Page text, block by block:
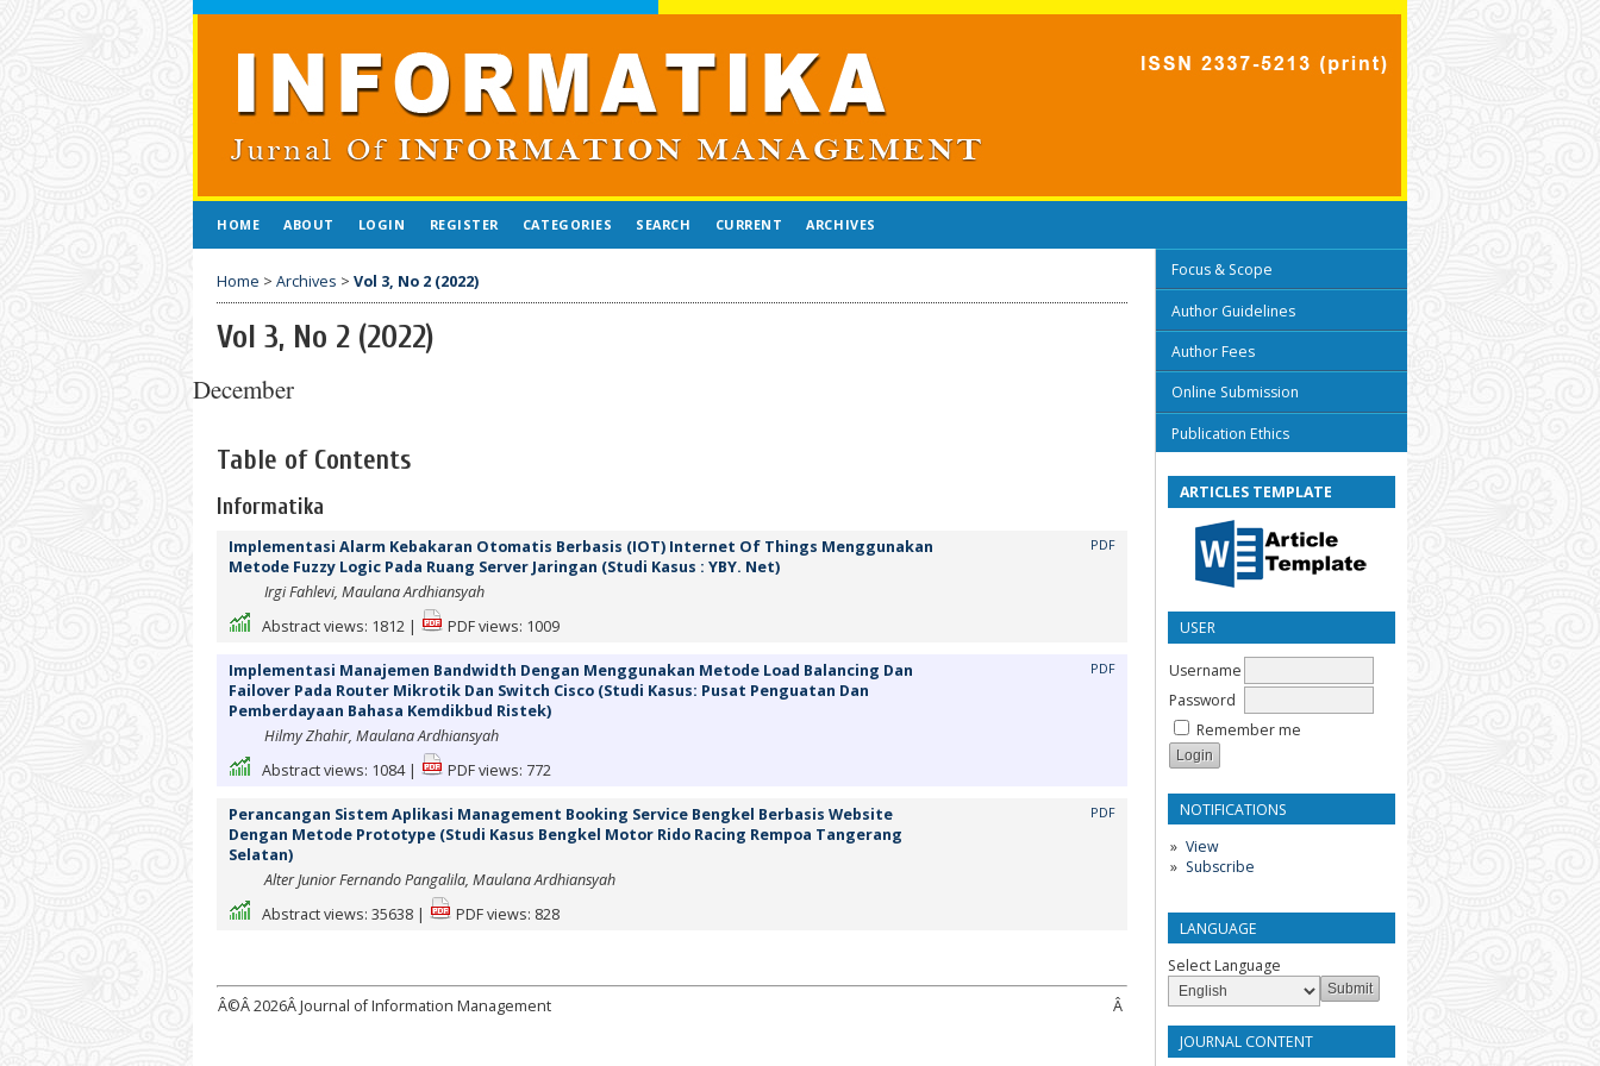
Focus & Scope
Author Guidelines
Author Fees
Online Submission
Publication Ethics
ARTICLES TEMPLATE
USER
Username
Password
Remember me
NOTIFICATIONS
View
Subscribe
LANGUAGE
Select Language
JOURNAL CONTENT
HOME ABOUT LOGIN REGISTER CATEGORIES SEARCH CURRENT ARCHIVES
Home > Archives > Vol 3, No 2 (2022)
Vol 3, No 2 (2022)
December
Table of Contents
Informatika
Implementasi Alarm Kebakaran Otomatis Berbasis (IOT) Internet Of Things Menggunakan
Metode Fuzzy Logic Pada Ruang Server Jaringan (Studi Kasus : YBY. Net)
Irgi Fahlevi, Maulana Ardhiansyah
Abstract views: 1812 | PDF views: 1009
PDF
Implementasi Manajemen Bandwidth Dengan Menggunakan Metode Load Balancing Dan
Failover Pada Router Mikrotik Dan Switch Cisco (Studi Kasus: Pusat Penguatan Dan
Pemberdayaan Bahasa Kemdikbud Ristek)
Hilmy Zhahir, Maulana Ardhiansyah
Abstract views: 1084 | PDF views: 772
PDF
Perancangan Sistem Aplikasi Management Booking Service Bengkel Berbasis Website
Dengan Metode Prototype (Studi Kasus Bengkel Motor Rido Racing Rempoa Tangerang
Selatan)
Alter Junior Fernando Pangalila, Maulana Ardhiansyah
Abstract views: 35638 | PDF views: 828
PDF
Â©Â2026Â Journal of Information Management Â